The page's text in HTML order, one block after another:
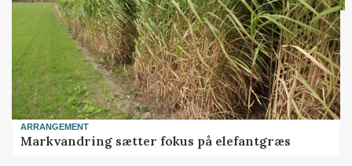
ARRANGEMENT
Markvandring sætter fokus på elefantgræs